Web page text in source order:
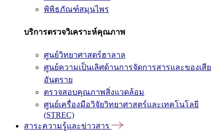
พิพิธภัณฑ์สมุนไพร
บริการตรวจวิเคราะห์คุณภาพ
ศูนย์วิทยาศาสตร์ฮาลาล
ศูนย์ความเป็นเลิศด้านการจัดการสารและของเสีย
อันตราย
ตรวจสอบคุณภาพสิ่งแวดล้อม
ศูนย์เครื่องมือวิจัยวิทยาศาสตร์และเทคโนโลยี
(STREC)
สาระความรู้และข่าวสาร